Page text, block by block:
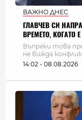
ВАЖНО ДНЕС
ГЛАВЧЕВ СИ
ВРЕМЕТО, КОГАТО
Въпреки това
не вижда
14:02 - 08.08.2026